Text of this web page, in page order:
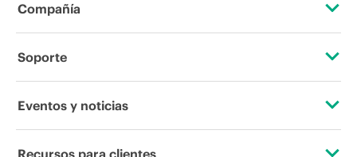
Compañía
Acerca de HPE
Soporte
Servicios de soporte operativo
Eventos y noticias
Eventos